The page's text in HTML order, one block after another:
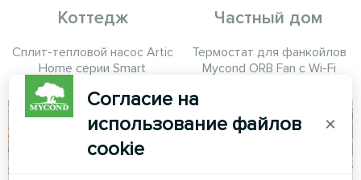
Коттедж
Сплит-тепловой насос Artic
Home серии Smart
Частный дом
Термостат для фанкойлов
Mycond ORB Fan с Wi-Fi
Согласие на
использование файлов
cookie
×